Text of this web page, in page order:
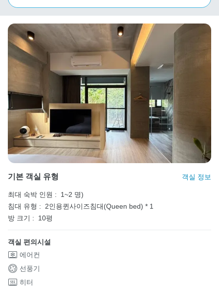
기본 객실 유형 객실 정보
최대 숙박 인원 :
1~2 명)
침대 유형 :
2인용퀸사이즈침대(Queen bed) * 1
방 크기 :
10평
객실 편의시설
에어컨
선풍기
히터